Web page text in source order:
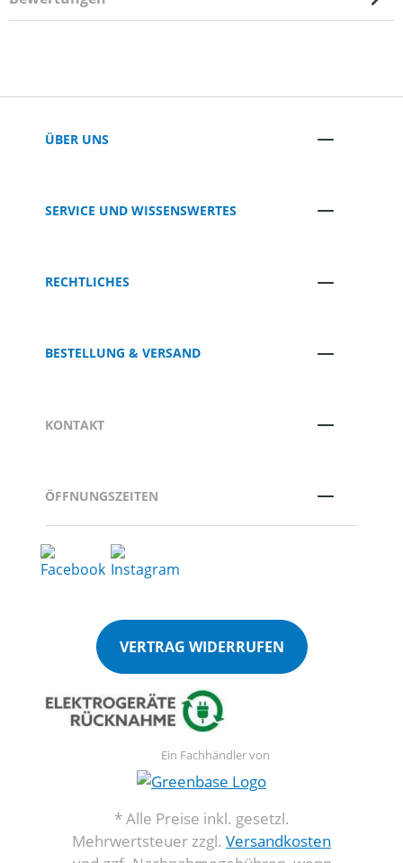
ÜBER UNS
SERVICE UND WISSENSWERTES
RECHTLICHES
BESTELLUNG & VERSAND
KONTAKT
ÖFFNUNGSZEITEN
VERTRAG WIDERRUFEN
Ein Fachhändler von
* Alle Preise inkl. gesetzl.
Mehrwertsteuer zzgl. Versandkosten